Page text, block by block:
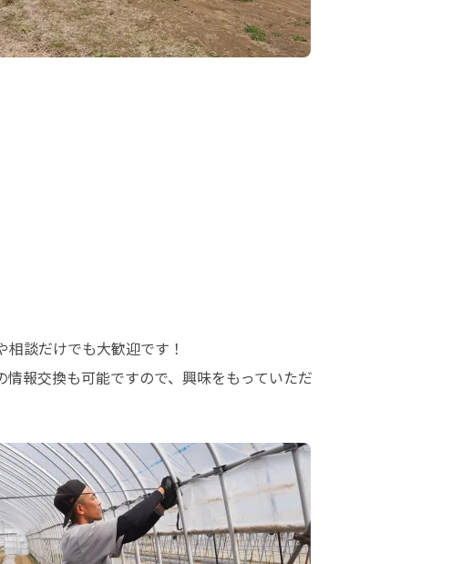
談だけでも大歓迎です！
報交換も可能ですので、興味をもっていただ